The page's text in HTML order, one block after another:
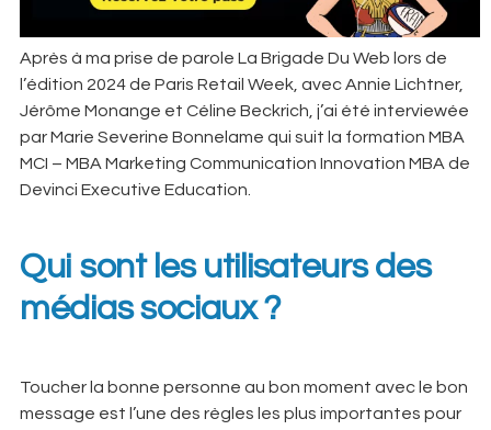
Après à ma prise de parole La Brigade Du Web lors de
l’édition 2024 de Paris Retail Week, avec Annie Lichtner,
Jérôme Monange et Céline Beckrich, j’ai été interviewée
par Marie Severine Bonnelame qui suit la formation MBA
MCI – MBA Marketing Communication Innovation MBA de
Devinci Executive Education.
Qui sont les utilisateurs des
médias sociaux ?
Toucher la bonne personne au bon moment avec le bon
message est l’une des règles les plus importantes pour